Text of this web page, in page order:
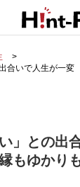
出合いで人生が一
い」との
もゆかり